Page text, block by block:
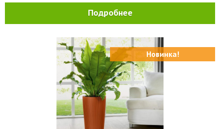
Подробнее
Новинка!